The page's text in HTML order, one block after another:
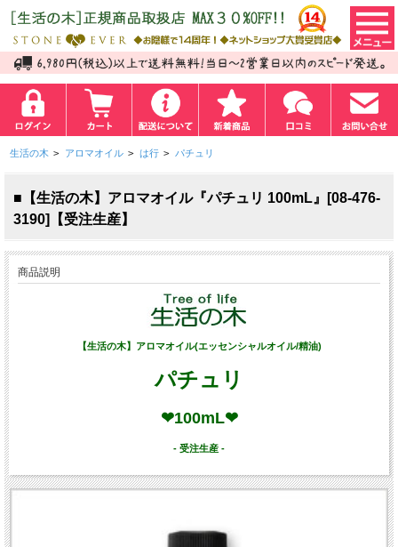
生活の木 > アロマオイル > は行 > パチュリ
■【生活の木】アロマオイル『パチュリ 100mL』[08-476-
3190]【受注生産】
商品説明
【生活の木】アロマオイル(エッセンシャルオイル/精油)
パチュリ
❤100mL❤
- 受注生産 -